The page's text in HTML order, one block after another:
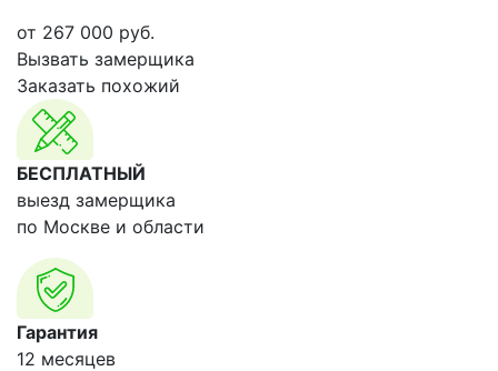
от 267 000 руб.
Вызвать замерщика
Заказать похожий
БЕСПЛАТНЫЙ
выезд замерщика
по Москве и области
Гарантия
12 месяцев